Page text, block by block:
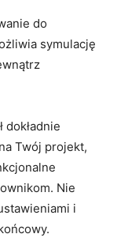
do
symulację
dokładnie
⁢Twój⁢ projekt,
Nie⁢
i